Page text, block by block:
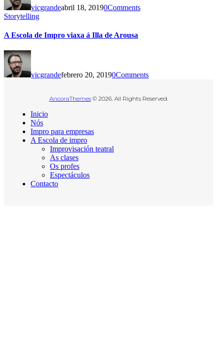
vicgrandeabril 18, 20190Comments
Storytelling
A Escola de Impro viaxa á Illa de Arousa
vicgrandefebrero 20, 20190Comments
AncoraThemes© 2026. All Rights Reserved.
Inicio
Nós
Impro para empresas
A Escola de impro
Improvisación teatral
As clases
Os profes
Espectáculos
Contacto